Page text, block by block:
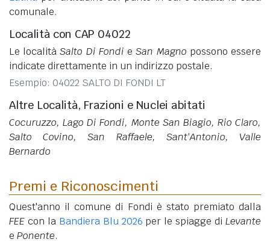
comunale.
Località con CAP 04022
Le localitàSalto Di Fondi eSan Magno possono essere
indicate direttamente in un indirizzo postale.
Esempio: 04022 SALTO DI FONDI LT
Altre Località, Frazioni e Nuclei abitati
Cocuruzzo, Lago Di Fondi, Monte San Biagio, Rio Claro,
Salto Covino, San Raffaele, Sant'Antonio, Valle
Bernardo
Premi e Riconoscimenti
Quest'anno il comune di Fondi è stato premiato dalla
FEE con la Bandiera Blu 2026 per le spiagge diLevante
e Ponente.